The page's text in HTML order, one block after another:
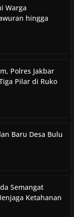
Warga
hingga
Polres Jakbar
Pilar di Ruko
Baru Desa Bulu
Semangat
Ketahanan